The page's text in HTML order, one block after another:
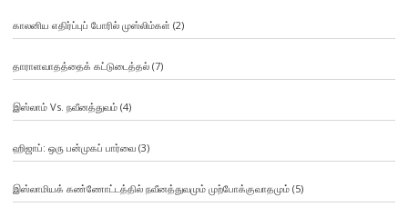
காலனிய எதிர்ப்புப் போரில் முஸ்லிம்கள் (2)
தாராளவாதத்தைக் கட்டுடைத்தல்(7)
இஸ்லாம் Vs. நவீனத்துவம்(4)
ஹிஜாப்: ஒரு பன்முகப் பார்வை(3)
இஸ்லாமியக் கண்ணோட்டத்தில் நவீனத்துவமும் முற்போக்குவாதமும்(5)